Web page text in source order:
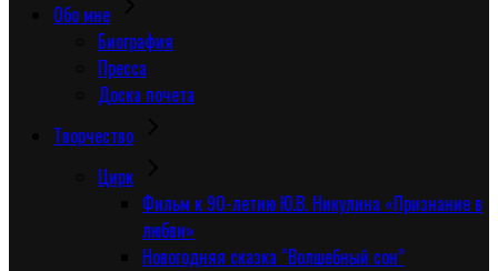
Обо мне
Биография
Пресса
Доска почета
Творчество
Цирк
Фильм к 90-летию Ю.В. Никулина «Признание в
любви»
Новогодняя сказка “Волшебный сон”